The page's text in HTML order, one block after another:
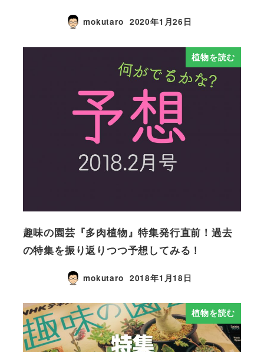
mokutaro 2020年1月26日
植物を読む
趣味の園芸『多肉植物』特集発行直前！過去
の特集を振り返りつつ予想してみる！
mokutaro 2018年1月18日
植物を読む